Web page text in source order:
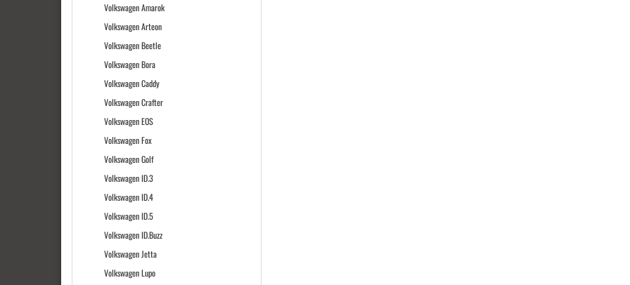
Volkswagen Amarok
Volkswagen Arteon
Volkswagen Beetle
Volkswagen Bora
Volkswagen Caddy
Volkswagen Crafter
Volkswagen EOS
Volkswagen Fox
Volkswagen Golf
Volkswagen ID.3
Volkswagen ID.4
Volkswagen ID.5
Volkswagen ID.Buzz
Volkswagen Jetta
Volkswagen Lupo